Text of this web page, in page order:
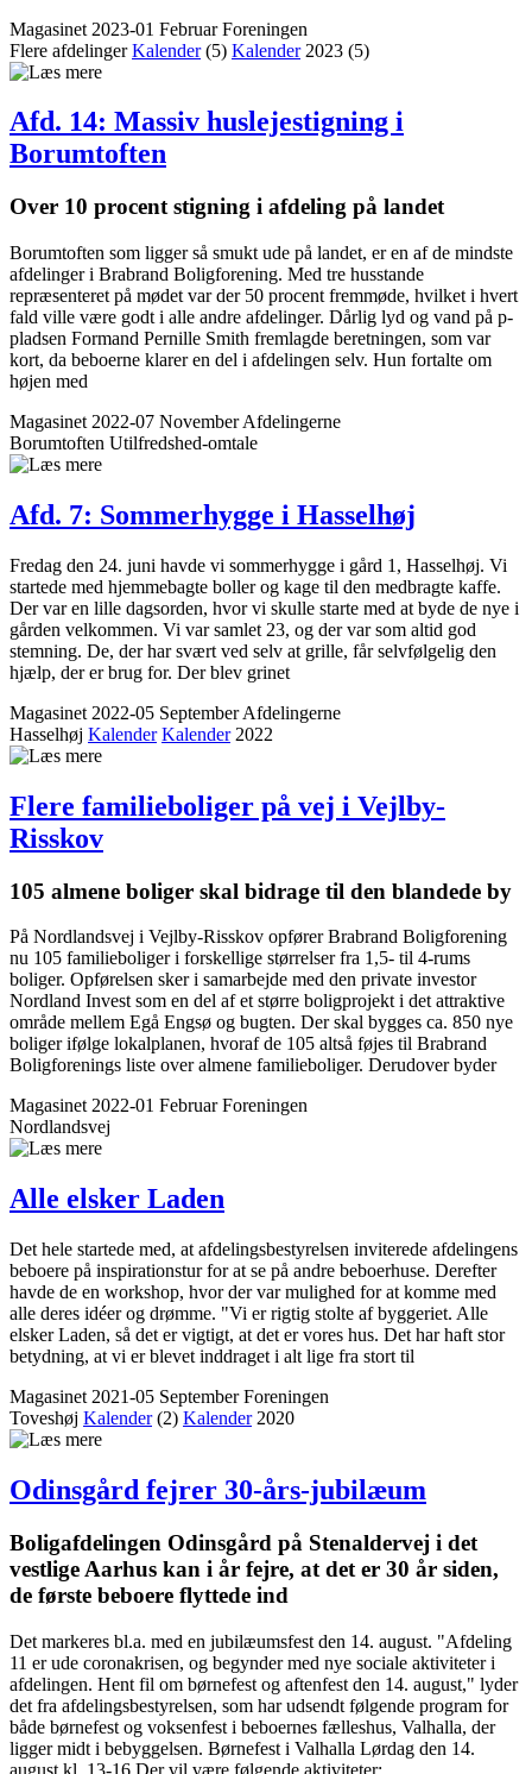
Magasinet 2023-01 Februar Foreningen
Flere afdelinger Kalender (5) Kalender2023 (5)
Afd. 14: Massiv husleje­stigning i
Borumtoften
Over 10 procent stigning i afdeling på landet
Borumtoften som ligger så smukt ude på landet, er en af de mindste
afdelinger i Brabrand Boligforening. Med tre husstande
repræsenteret på mødet var der 50 procent fremmøde, hvilket i hvert
fald ville være godt i alle andre afdelinger. Dårlig lyd og vand på p-
pladsen Formand Pernille Smith fremlagde beretningen, som var
kort, da beboerne klarer en del i afdelingen selv. Hun fortalte om
højen med
Magasinet 2022-07 November Afdelingerne
Borumtoften Utilfredshed-omtale
Afd. 7: Sommerhygge i Hasselhøj
Fredag den 24. juni havde vi sommerhygge i gård 1, Hasselhøj. Vi
startede med hjemmebagte boller og kage til den medbragte kaffe.
Der var en lille dagsorden, hvor vi skulle starte med at byde de nye i
gården velkommen. Vi var samlet 23, og der var som altid god
stemning. De, der har svært ved selv at grille, får selvfølgelig den
hjælp, der er brug for. Der blev grinet
Magasinet 2022-05 September Afdelingerne
Hasselhøj Kalender Kalender2022
Flere familieboliger på vej i Vejlby-
Risskov
105 almene boliger skal bidrage til den blandede by
På Nordlandsvej i Vejlby-Risskov opfører Brabrand Boligforening
nu 105 familieboliger i forskellige størrelser fra 1,5- til 4-rums
boliger. Opførelsen sker i samarbejde med den private investor
Nordland Invest som en del af et større boligprojekt i det attraktive
område mellem Egå Engsø og bugten. Der skal bygges ca. 850 nye
boliger ifølge lokalplanen, hvoraf de 105 altså føjes til Brabrand
Boligforenings liste over almene familieboliger. Derudover byder
Magasinet 2022-01 Februar Foreningen
Nordlandsvej
Alle elsker Laden
Det hele startede med, at afdelingsbestyrelsen inviterede afdelingens
beboere på inspirationstur for at se på andre beboerhuse. Derefter
havde de en workshop, hvor der var mulighed for at komme med
alle deres idéer og drømme. "Vi er rigtig stolte af byggeriet. Alle
elsker Laden, så det er vigtigt, at det er vores hus. Det har haft stor
betydning, at vi er blevet inddraget i alt lige fra stort til
Magasinet 2021-05 September Foreningen
Toveshøj Kalender (2) Kalender2020
Odinsgård fejrer 30-års-jubilæum
Boligafdelingen Odinsgård på Stenaldervej i det
vestlige Aarhus kan i år fejre, at det er 30 år siden,
de første beboere flyttede ind
Det markeres bl.a. med en jubilæumsfest den 14. august. "Afdeling
11 er ude coronakrisen, og begynder med nye sociale aktiviteter i
afdelingen. Hent fil om børnefest og aftenfest den 14. august," lyder
det fra afdelingsbestyrelsen, som har udsendt følgende program for
både børnefest og voksenfest i beboernes fælleshus, Valhalla, der
ligger midt i bebyggelsen. Børnefest i Valhalla Lørdag den 14.
august kl. 13-16 Der vil være følgende aktiviteter: